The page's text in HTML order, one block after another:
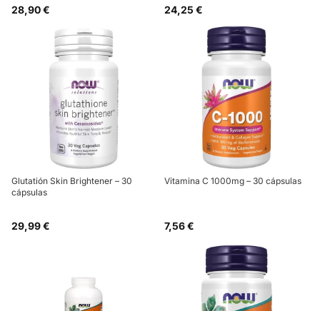
28,90 € 24,25 €
Glutatión Skin Brightener – 30
cápsulas
29,99 €
Vitamina C 1000mg – 30 cápsulas
7,56 €